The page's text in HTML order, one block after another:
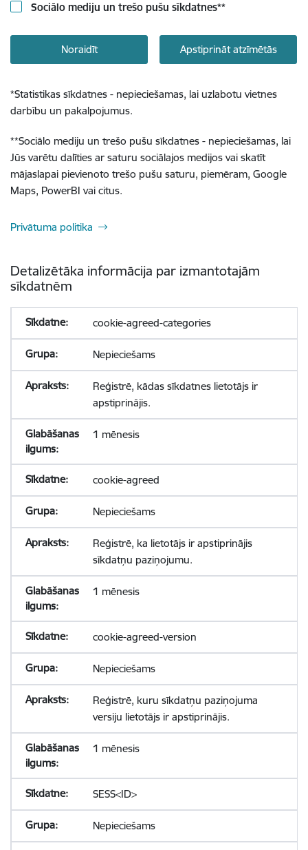
Sociālo mediju un trešo pušu sīkdatnes**
Noraidīt Apstiprināt atzīmētās
*Statistikas sīkdatnes - nepieciešamas, lai uzlabotu vietnes
darbību un pakalpojumus.
**Sociālo mediju un trešo pušu sīkdatnes - nepieciešamas, lai
Jūs varētu dalīties ar saturu sociālajos medijos vai skatīt
mājaslapai pievienoto trešo pušu saturu, piemēram, Google
Maps, PowerBI vai citus.
Privātuma politika
Detalizētāka informācija par izmantotajām
sīkdatnēm
cookie-agreed-categories
Nepieciešams
Reģistrē, kādas sīkdatnes lietotājs ir
apstiprinājis.
1 mēnesis
cookie-agreed
Nepieciešams
Reģistrē, ka lietotājs ir apstiprinājis
sīkdatņu paziņojumu.
1 mēnesis
cookie-agreed-version
Nepieciešams
Reģistrē, kuru sīkdatņu paziņojuma
versiju lietotājs ir apstiprinājis.
1 mēnesis
SESS<ID>
Nepieciešams